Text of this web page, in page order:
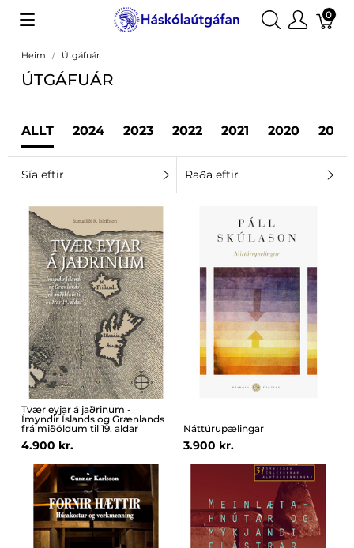
0
Heim Útgáfuár
ÚTGÁFUÁR
ALLT 2024 2023 2022 2021 2020 2019
Sía eftir Raða eftir
Tvær eyjar á jaðrinum -
Ímyndir Íslands og Grænlands
frá miðöldum til 19. aldar
4.900 kr.
Náttúrupælingar
3.900 kr.